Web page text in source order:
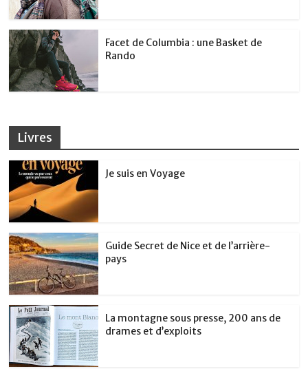
Facet de Columbia : une Basket de
Rando
Livres
Je suis en Voyage
Guide Secret de Nice et de l’arrière-
pays
La montagne sous presse, 200 ans de
drames et d’exploits